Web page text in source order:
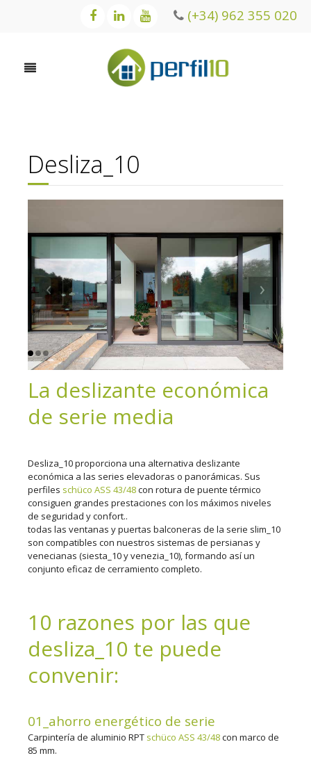
(+34) 962 355 020
Desliza_10
›
‹
La deslizante económica
de serie media
Desliza_10 proporciona una alternativa deslizante
económica a las series elevadoras o panorámicas. Sus
perfiles schüco ASS 43/48con rotura de puente térmico
consiguen grandes prestaciones con los máximos niveles
de seguridad y confort..
todas las ventanas y puertas balconeras de la serie slim_10
son compatibles con nuestros sistemas de persianas y
venecianas (siesta_10 y venezia_10), formando así un
conjunto eficaz de cerramiento completo.
10 razones por las que
desliza_10 te puede
convenir:
01_ahorro energético de serie
Carpintería de aluminio RPT schüco ASS 43/48con marco de
85 mm.